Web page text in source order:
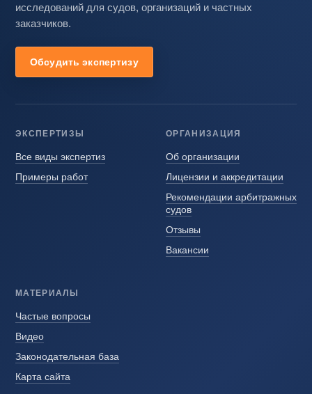
исследований для судов, организаций и частных
заказчиков.
Обсудить экспертизу
ЭКСПЕРТИЗЫ
Все виды экспертиз
Примеры работ
ОРГАНИЗАЦИЯ
Об организации
Лицензии и аккредитации
Рекомендации арбитражных
судов
Отзывы
Вакансии
МАТЕРИАЛЫ
Частые вопросы
Видео
Законодательная база
Карта сайта